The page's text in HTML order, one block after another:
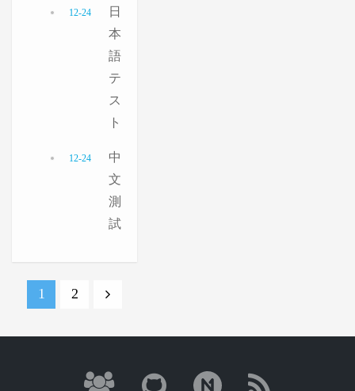
日
本
語
テ
ス
ト
12-24
中
文
測
試
12-24
1 2